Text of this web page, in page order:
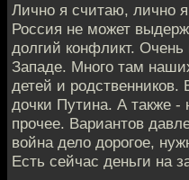
Лично я считаю, лично
Россия не может
долгий конфликт. Очень
Западе. Много там
детей и
дочки Путина. А также
прочее. Вариантов
война дело дорогое,
Есть сейчас деньги на